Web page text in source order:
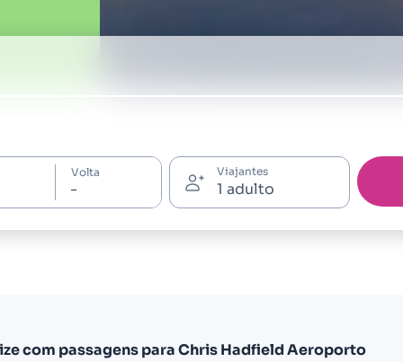
Volta Viajantes
com passagens para Chris Hadfield Aeroporto